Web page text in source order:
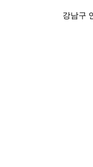
강남구